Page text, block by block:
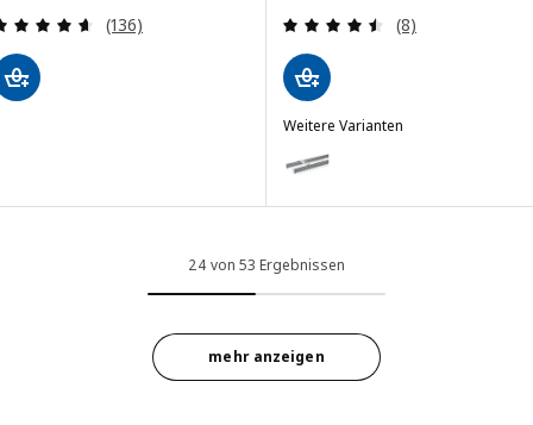
Bewertungen: 4.6 von 5 Sternen. Bewertungen
(136) Bewertungen:
(8)
Weitere Varianten
Option: VIDGA,
24 von 53 Ergebnissen
mehr anzeigen